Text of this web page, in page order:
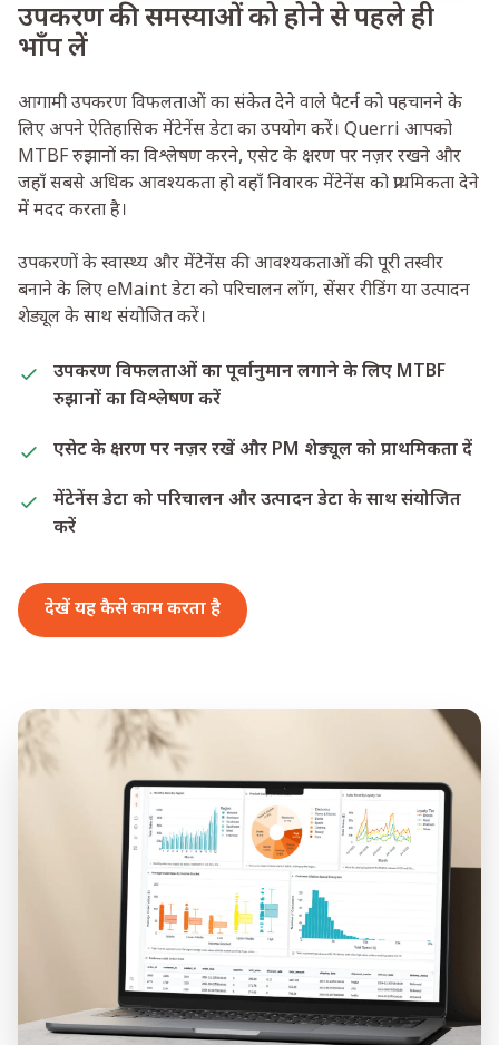
उपकरण की समस्याओं को होने से पहले ही
भाँप लें
आगामी उपकरण विफलताओं का संकेत देने वाले पैटर्न को पहचानने के
लिए अपने ऐतिहासिक मेंटेनेंस डेटा का उपयोग करें। Querri आपको
MTBF रुझानों का विश्लेषण करने, एसेट के क्षरण पर नज़र रखने और
जहाँ सबसे अधिक आवश्यकता हो वहाँ निवारक मेंटेनेंस को प्राथमिकता देने
में मदद करता है।
उपकरणों के स्वास्थ्य और मेंटेनेंस की आवश्यकताओं की पूरी तस्वीर
बनाने के लिए eMaint डेटा को परिचालन लॉग, सेंसर रीडिंग या उत्पादन
शेड्यूल के साथ संयोजित करें।
उपकरण विफलताओं का पूर्वानुमान लगाने के लिए MTBF
रुझानों का विश्लेषण करें
एसेट के क्षरण पर नज़र रखें और PM शेड्यूल को प्राथमिकता दें
मेंटेनेंस डेटा को परिचालन और उत्पादन डेटा के साथ संयोजित
करें
देखें यह कैसे काम करता है